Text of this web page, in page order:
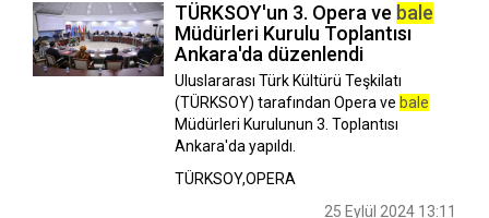
TÜRKSOY'un 3. Opera ve bale
Müdürleri Kurulu Toplantısı
Ankara'da düzenlendi
Uluslararası Türk Kültürü Teşkilatı
(TÜRKSOY) tarafından Opera ve bale
Müdürleri Kurulunun 3. Toplantısı
Ankara'da yapıldı.
TÜRKSOY,OPERA
25 Eylül 2024 13:11